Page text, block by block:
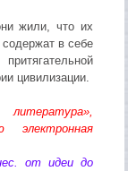
жили, что их
в себе
цивилизации.
электронная
от идеи до